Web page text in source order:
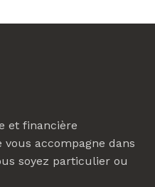
et financière
accompagne dans
soyez particulier ou